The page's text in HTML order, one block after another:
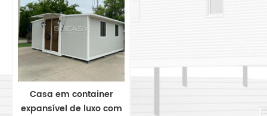
Casa em container
expansível de luxo com